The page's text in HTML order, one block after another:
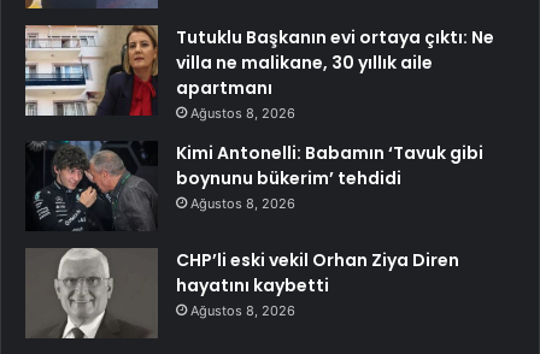
Tutuklu Başkanın evi ortaya çıktı: Ne
villa ne malikane, 30 yıllık aile
apartmanı
Ağustos 8, 2026
Kimi Antonelli: Babamın ‘Tavuk gibi
boynunu bükerim’ tehdidi
Ağustos 8, 2026
CHP’li eski vekil Orhan Ziya Diren
hayatını kaybetti
Ağustos 8, 2026